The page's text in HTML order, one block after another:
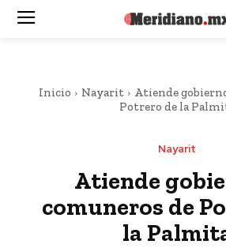
Inicio Nayarit
Atiende
Potrero de la
Nayarit
Atiende
comuneros de
la